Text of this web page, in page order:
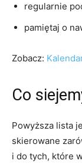
regularnie
pamiętaj o
Zobacz:
Co
Powyższa lista
skierowane
i do tych, które